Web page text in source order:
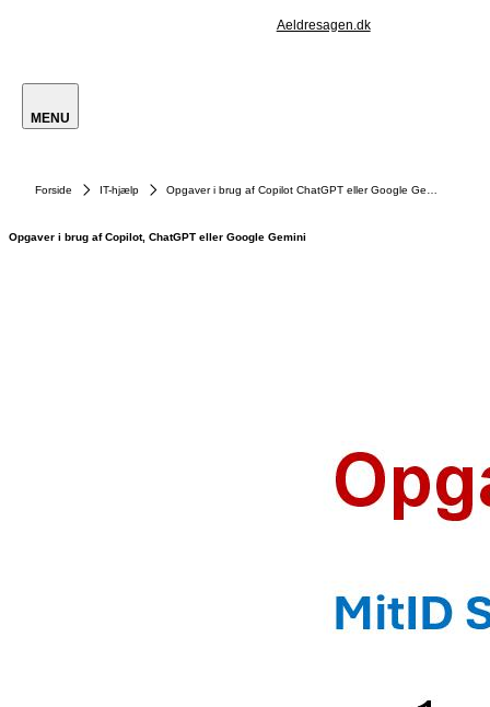
Aeldresagen.dk
MENU
Forside IT-hjælp
Opgaver i brug af Copilot, ChatGPT eller Google Gemini